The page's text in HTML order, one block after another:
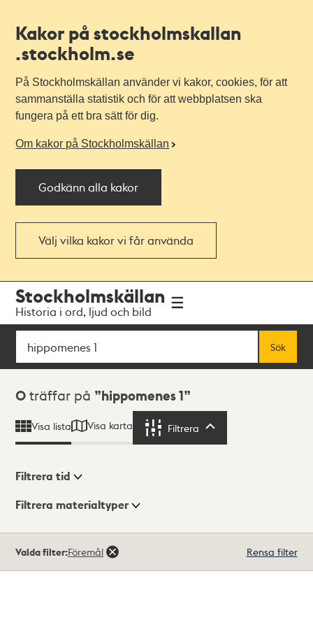
Kakor på stockholmskallan
.stockholm.se
På Stockholmskällan använder vi kakor, cookies, för att
sammanställa statistik och för att webbplatsen ska
fungera på ett bra sätt för dig.
Om kakor på Stockholmskällan
Godkänn alla kakor
Välj vilka kakor vi får använda
navigationen
huvudinnehållet
Stockholmskällan
Historia i ord, ljud och bild
Sök
Sök
Sökresultat
0 träffar på hippomenes 1
Visa lista Visa karta Filtrera
Visningsläge
Filtrera tid
Filtrera materialtyper
träffar
Valda filter:Föremål Rensa filter